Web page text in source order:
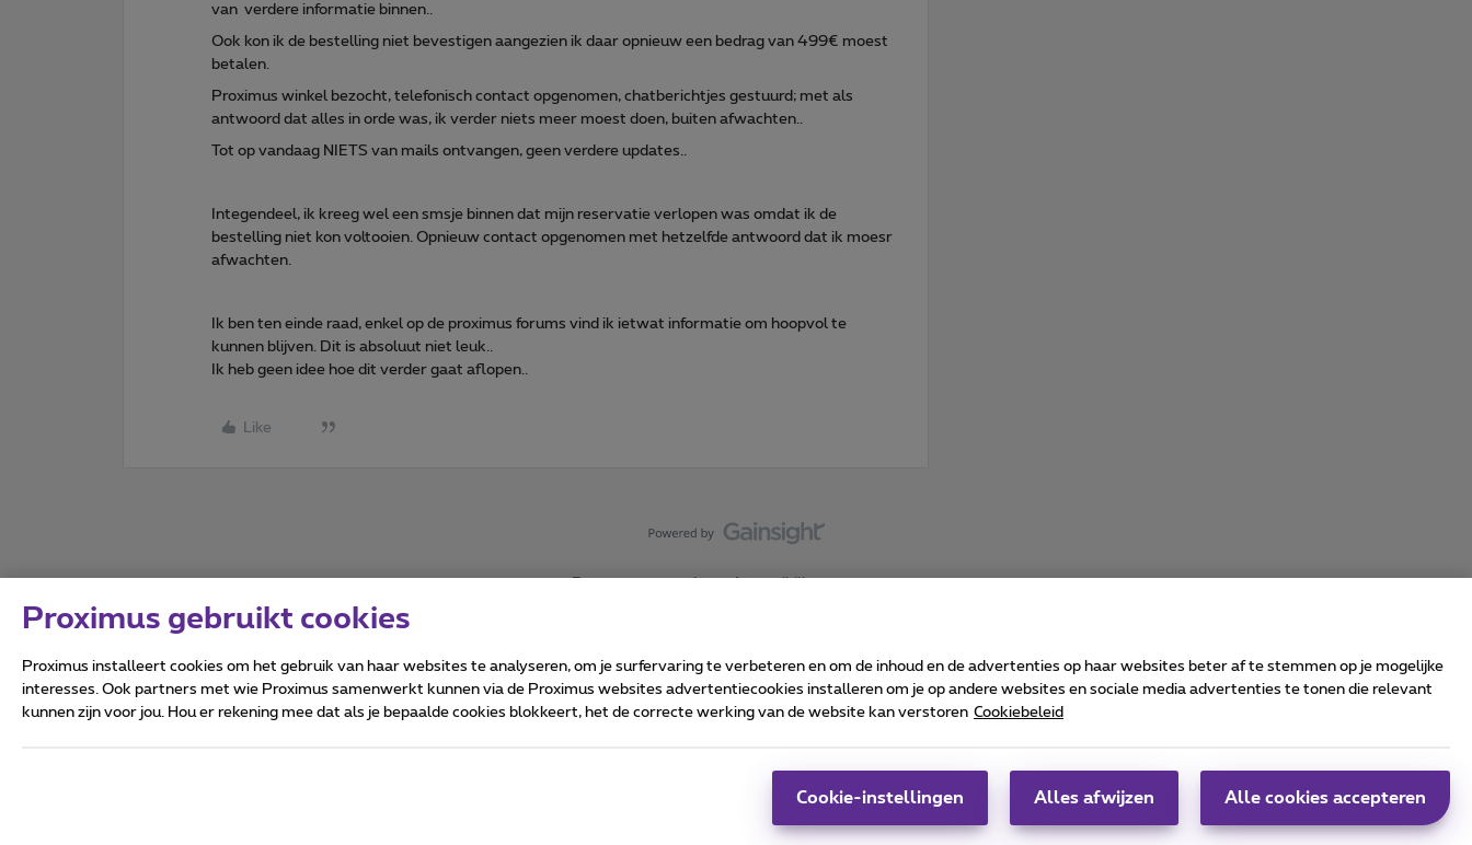
van verdere informatie binnen..
Ook kon ik de bestelling niet bevestigen aangezien ik daar opnieuw een bedrag van 499€ moest
betalen.
Proximus winkel bezocht, telefonisch contact opgenomen, chatberichtjes gestuurd; met als
antwoord dat alles in orde was, ik verder niets meer moest doen, buiten afwachten..
Tot op vandaag NIETS van mails ontvangen, geen verdere updates..
Integendeel, ik kreeg wel een smsje binnen dat mijn reservatie verlopen was omdat ik de
bestelling niet kon voltooien. Opnieuw contact opgenomen met hetzelfde antwoord dat ik moesr
afwachten.
Ik ben ten einde raad, enkel op de proximus forums vind ik ietwat informatie om hoopvol te
kunnen blijven. Dit is absoluut niet leuk..
Ik heb geen idee hoe dit verder gaat aflopen..
Like
Forumvoorwaarden Accessibility statement
Alle rechten voorbehouden. ©2026Proximus
Carrier & Wholesale Solutions
Proximus Group
| Telindus
Proximus gebruikt cookies
Proximus installeert cookies om het gebruik van haar websites te analyseren, om je surfervaring te verbeteren en om de inhoud en de advertenties op haar websites beter af te stemmen op je mogelijke
interesses. Ook partners met wie Proximus samenwerkt kunnen via de Proximus websites advertentiecookies installeren om je op andere websites en sociale media advertenties te tonen die relevant
kunnen zijn voor jou. Hou er rekening mee dat als je bepaalde cookies blokkeert, het de correcte werking van de website kan verstoren Cookiebeleid
Cookie-instellingen Alles afwijzen Alle cookies accepteren